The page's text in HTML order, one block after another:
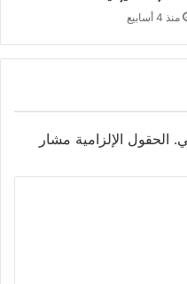
منذ 4 أسابيع
الحقول الإلزامية مشار